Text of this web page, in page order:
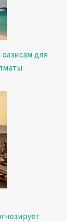
для